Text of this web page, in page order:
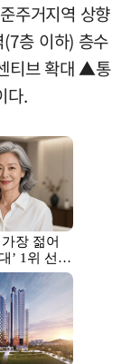
주거지역 상향
층 이하) 층수
티브 확대 ▲통
다.